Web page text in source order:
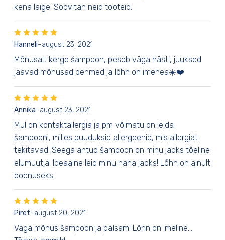
kena läige. Soovitan neid tooteid.
Hanneli–august 23, 2021
Mõnusalt kerge šampoon, peseb väga hästi, juuksed
jäävad mõnusad pehmed ja lõhn on imehea☀️❤️
Annika–august 23, 2021
Mul on kontaktallergia ja pm võimatu on leida
šampooni, milles puuduksid allergeenid, mis allergiat
tekitavad. Seega antud šampoon on minu jaoks tõeline
elumuutja! Ideaalne leid minu naha jaoks! Lõhn on ainult
boonuseks
Piret–august 20, 2021
Väga mõnus šampoon ja palsam! Lõhn on imeline…